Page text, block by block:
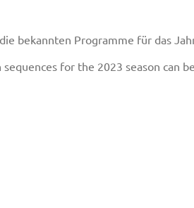
bekannten Programme für das
for the 2023 season can